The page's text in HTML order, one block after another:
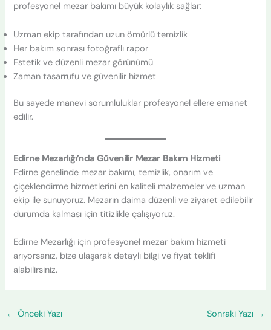
profesyonel mezar bakımı büyük kolaylık sağlar:
Uzman ekip tarafından uzun ömürlü temizlik
Her bakım sonrası fotoğraflı rapor
Estetik ve düzenli mezar görünümü
Zaman tasarrufu ve güvenilir hizmet
Bu sayede manevi sorumluluklar profesyonel ellere emanet
edilir.
Edirne Mezarlığı’nda Güvenilir Mezar Bakım Hizmeti
Edirne genelinde mezar bakımı, temizlik, onarım ve
çiçeklendirme hizmetlerini en kaliteli malzemeler ve uzman
ekip ile sunuyoruz. Mezarın daima düzenli ve ziyaret edilebilir
durumda kalması için titizlikle çalışıyoruz.
Edirne Mezarlığı için profesyonel mezar bakım hizmeti
arıyorsanız, bize ulaşarak detaylı bilgi ve fiyat teklifi
alabilirsiniz.
← Önceki Yazı Sonraki Yazı →